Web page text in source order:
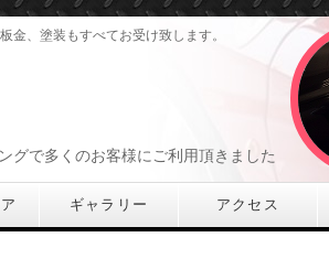
金、塗装もすべてお受け致します。
グで多くのお客様にご利用頂きました
ギャラリー アクセス